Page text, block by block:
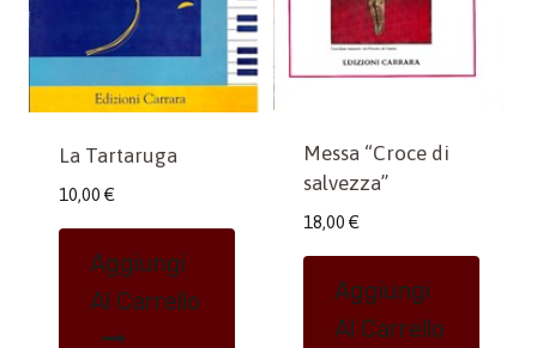
La Tartaruga
10,00 €
Aggiungi
Al Carrello
Messa “Croce di
salvezza”
18,00 €
Aggiungi
Al Carrello